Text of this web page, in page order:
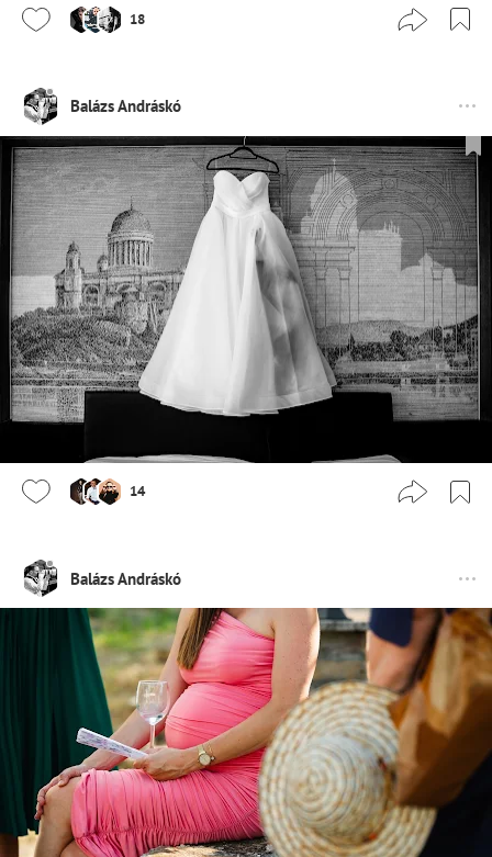
18
Balázs Andráskó
14
Balázs Andráskó